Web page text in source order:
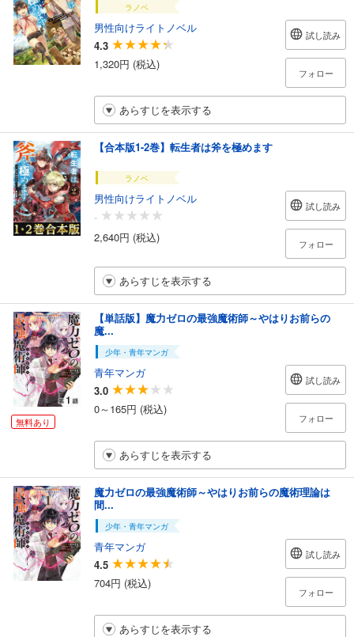
ラノベ
男性向けライトノベル
4.3
1,320円 (税込)
試し読み
フォロー
あらすじを表示する
【合本版1-2巻】転生者は斧を極めます
ラノベ
男性向けライトノベル
-
2,640円 (税込)
試し読み
フォロー
あらすじを表示する
無料あり
【単話版】魔力ゼロの最強魔術師～やはりお前らの
魔...
少年・青年マンガ
青年マンガ
3.0
0～165円 (税込)
試し読み
フォロー
あらすじを表示する
魔力ゼロの最強魔術師～やはりお前らの魔術理論は
間...
少年・青年マンガ
青年マンガ
4.5
704円 (税込)
試し読み
フォロー
あらすじを表示する